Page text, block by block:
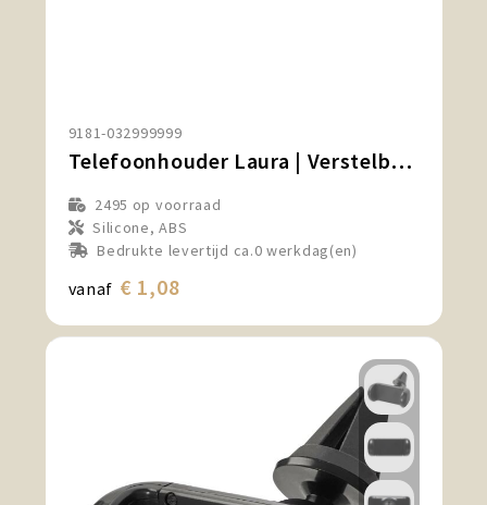
9181-032999999
Telefoonhouder Laura | Verstelbaar
2495 op voorraad
Silicone, ABS
Bedrukte levertijd ca.0 werkdag(en)
vanaf € 1,08